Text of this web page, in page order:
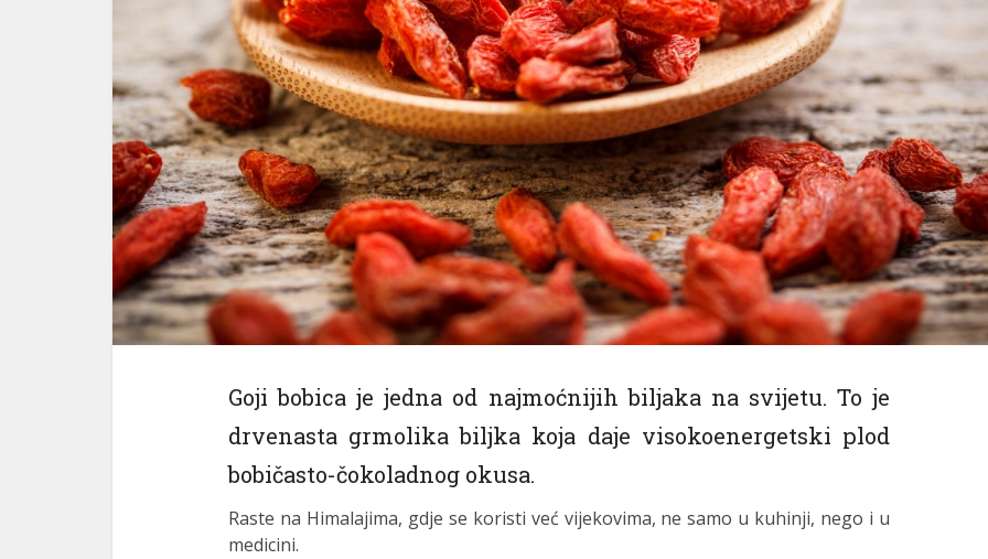
Goji bobica je jedna od najmoćnijih biljaka na svijetu. To je
drvenasta grmolika biljka koja daje visokoenergetski plod
bobičasto-čokoladnog okusa.
Raste na Himalajima, gdje se koristi već vijekovima, ne samo u kuhinji, nego i u
medicini.